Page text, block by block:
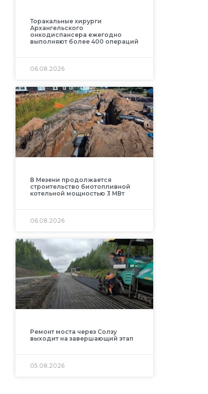
Торакальные хирурги
Архангельского
онкодиспансера ежегодно
выполняют более 400 операций
06.08.2026
В Мезени продолжается
строительство биотопливной
котельной мощностью 3 МВт
06.08.2026
Ремонт моста через Солзу
выходит на завершающий этап
05.08.2026